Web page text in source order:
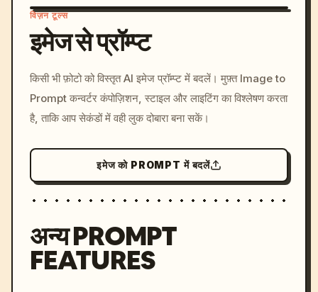
c, cyberpunk sunset, neon
colors, 8k --v 6.0
विज़न टूल्स
इमेज से प्रॉम्प्ट
किसी भी फ़ोटो को विस्तृत AI इमेज प्रॉम्प्ट में बदलें। मुफ़्त Image to
Prompt कन्वर्टर कंपोज़िशन, स्टाइल और लाइटिंग का विश्लेषण करता
है, ताकि आप सेकंडों में वही लुक दोबारा बना सकें।
इमेज को PROMPT में बदलें
अन्य PROMPT
FEATURES